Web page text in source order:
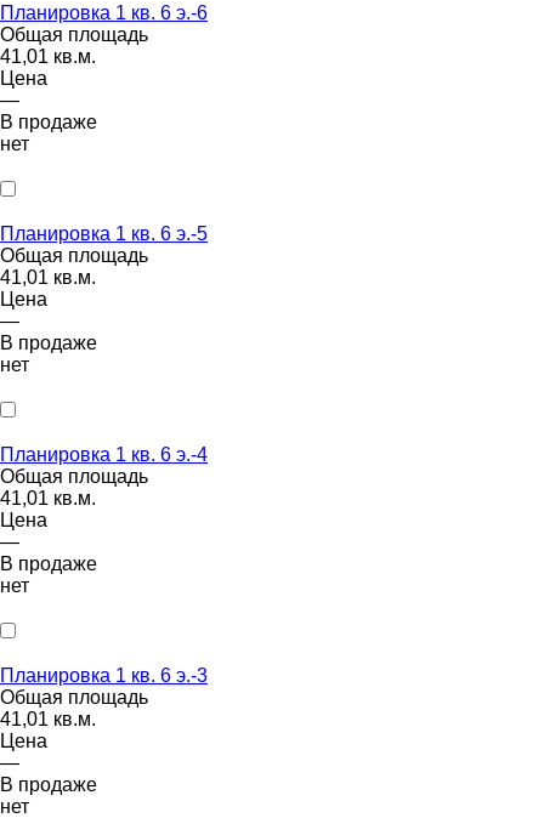
Планировка 1 кв. 6 э.-6
Общая площадь
41,01 кв.м.
Цена
—
В продаже
нет
Планировка 1 кв. 6 э.-5
Общая площадь
41,01 кв.м.
Цена
—
В продаже
нет
Планировка 1 кв. 6 э.-4
Общая площадь
41,01 кв.м.
Цена
—
В продаже
нет
Планировка 1 кв. 6 э.-3
Общая площадь
41,01 кв.м.
Цена
—
В продаже
нет